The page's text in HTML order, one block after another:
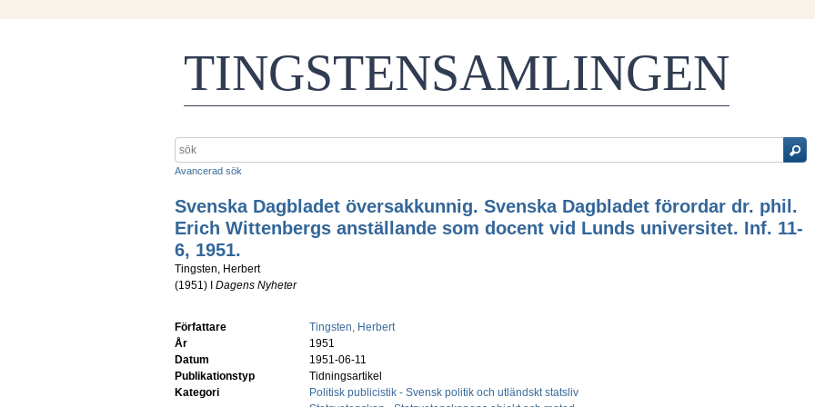
TINGSTENSAMLINGEN
Avancerad sök
Svenska Dagbladet översakkunnig. Svenska Dagbladet förordar dr. phil.
Erich Wittenbergs anställande som docent vid Lunds universitet. Inf. 11-
6, 1951.
Tingsten, Herbert
(1951) I Dagens Nyheter
Författare
Tingsten, Herbert
År
1951
Datum
1951-06-11
Publikationstyp
Tidningsartikel
Kategori
Politisk publicistik - Svensk politik och utländskt statsliv